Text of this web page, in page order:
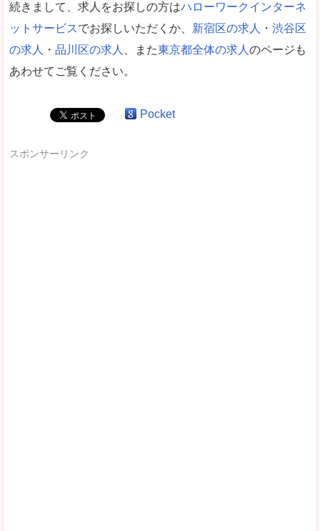
続きまして、求人をお探しの方はハローワークインターネ
ットサービスでお探しいただくか、 新宿区の求人 ・ 渋谷区
の求人
・ 品川区の求人 、また東京都全体の求人 のページも
あわせてご覧ください。
Pocket
スポンサーリンク